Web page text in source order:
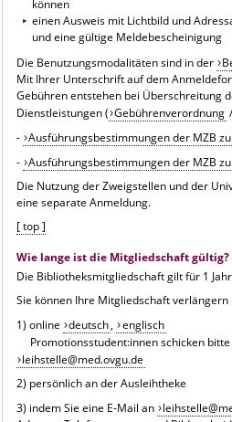
können
einen Ausweis mit Lichtbild und
und eine gültige Meldebescheinigung
Die Benutzungsmodalitäten sind in der
Mit Ihrer Unterschrift auf dem
Gebühren entstehen bei Überschreitung
Dienstleistungen ( Gebührenverordnung
- Ausführungsbestimmungen der MZB
- Ausführungsbestimmungen der MZB
Die Nutzung der Zweigstellen und der
eine separate Anmeldung.
[ top ]
Wie lange ist die Mitgliedschaft gültig?
Die Bibliotheksmitgliedschaft gilt für 1
Sie können Ihre Mitgliedschaft verlängern
1) online
deutsch,
englisch
Promotionsstudent:innen schicken bitte
leihstelle@med.ovgu.de
2) persönlich an der Ausleihtheke
3) indem Sie eine E-Mail an